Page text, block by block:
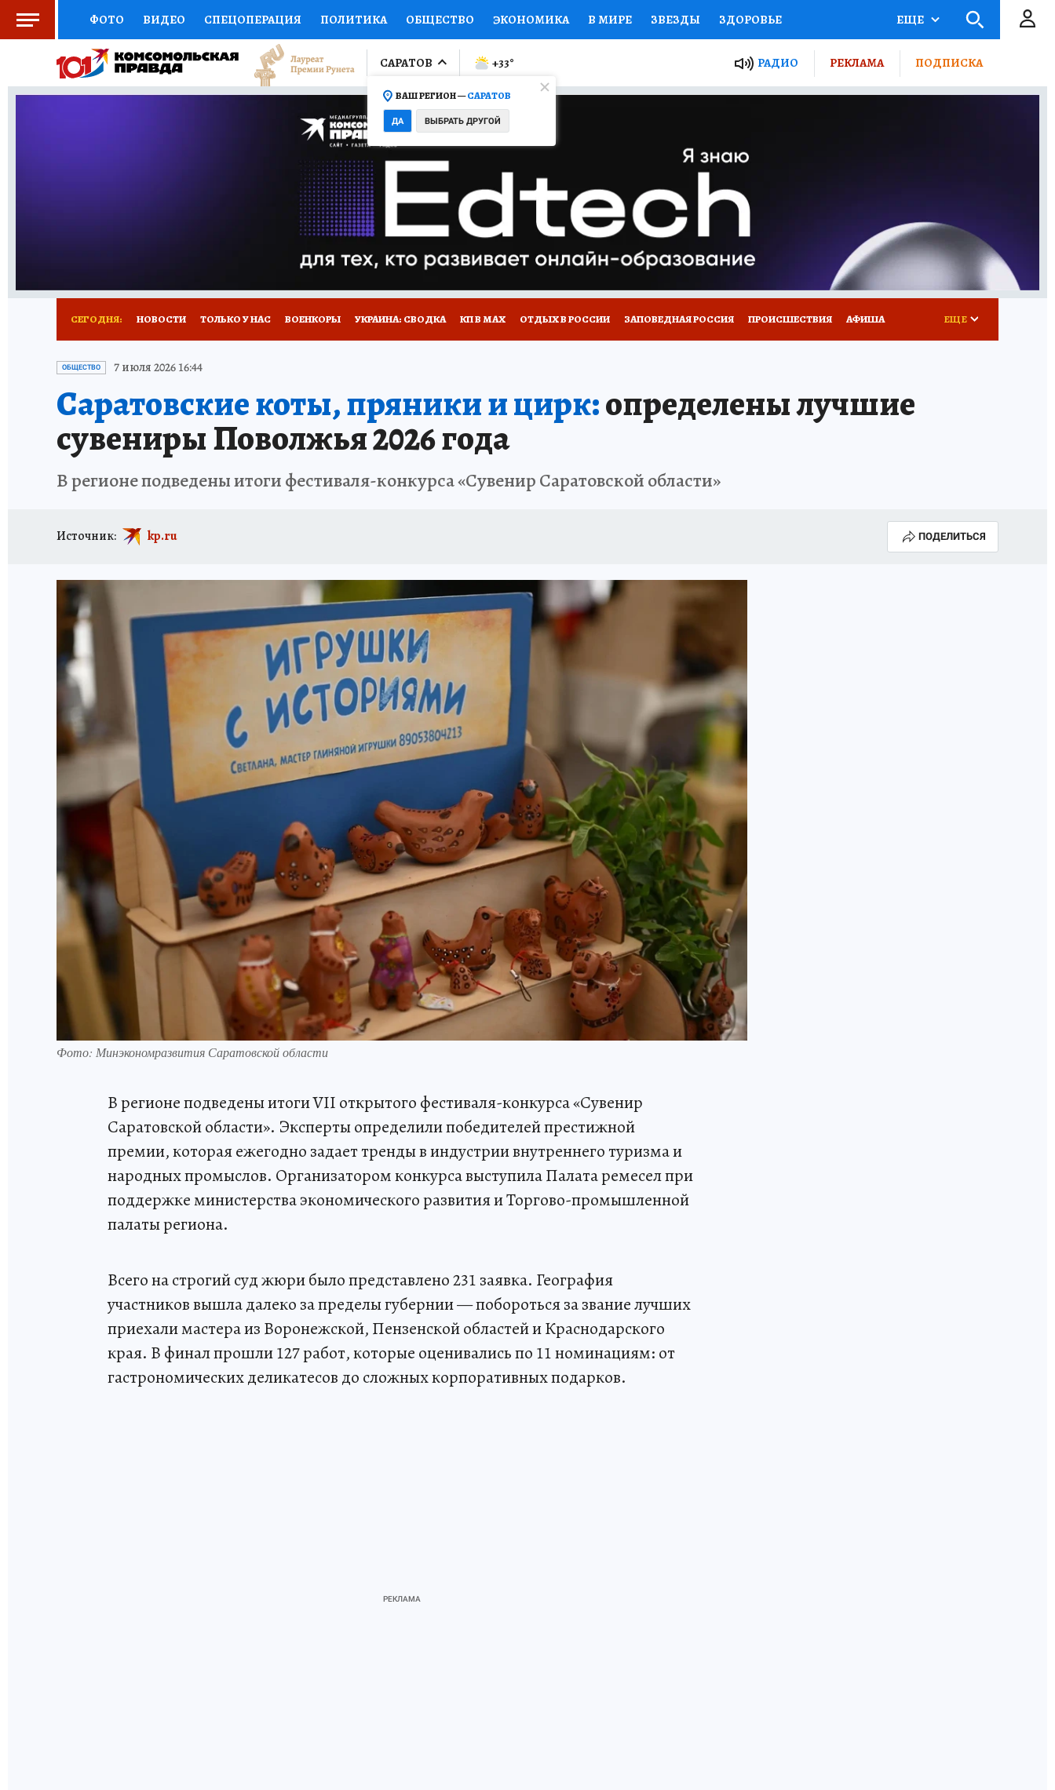
ФОТО ВИДЕО СПЕЦОПЕРАЦИЯ ПОЛИТИКА ОБЩЕСТВО ЭКОНОМИКА В МИРЕ ЗВЕЗДЫ ЗДОРОВЬЕ
СОЦПОДДЕРЖКА НАУКА СПОРТ КОЛУМНИСТЫ ПРОИСШЕСТВИЯ НАЦИОНАЛЬНЫЕ ПРОЕКТЫ РОССИИ
ВЫБОР ЭКСПЕРТОВ ДОКТОР ФИНАНСЫ ОТКРЫВАЕМ МИР Я ЗНАЮ СЕМЬЯ ЖЕНСКИЕ СЕКРЕТЫ ПУТЕВОДИТЕЛЬ
ПРОГНОЗЫ НА СПОРТ ПРОМОКОДЫ СЕРИАЛЫ
ТЕЛЕВИЗОР КОЛЛЕКЦИИ КОНКУРСЫ ГИД ПОТРЕБИТЕЛЯ
НОВОЕ НА САЙТЕ
ЕЩЕ
САРАТОВ
ВАШ РЕГИОН —САРАТОВ
ДА ВЫБРАТЬ ДРУГОЙ
+33° РАДИО РЕКЛАМА ПОДПИСКА
СЕГОДНЯ: НОВОСТИ ТОЛЬКО У НАС ВОЕНКОРЫ УКРАИНА: СВОДКА КП В МАХ ОТДЫХ В РОССИИ ЗАПОВЕДНАЯ РОССИЯ ПРОИСШЕСТВИЯ АФИША
ИСПЫТАНО НА СЕБЕ
ЕЩЕ
ОБЩЕСТВО 7 июля 2026 16:44
Саратовские коты, пряники и цирк:определены лучшие
сувениры Поволжья 2026 года
В регионе подведены итоги фестиваля-конкурса «Сувенир Саратовской области»
Источник: kp.ru ПОДЕЛИТЬСЯ
Фото: Минэкономразвития Саратовской области
В регионе подведены итоги VII открытого фестиваля-конкурса «Сувенир
Саратовской области». Эксперты определили победителей престижной
премии, которая ежегодно задает тренды в индустрии внутреннего туризма и
народных промыслов. Организатором конкурса выступила Палата ремесел при
поддержке министерства экономического развития и Торгово-промышленной
палаты региона.
Всего на строгий суд жюри было представлено 231 заявка. География
участников вышла далеко за пределы губернии — побороться за звание лучших
приехали мастера из Воронежской, Пензенской областей и Краснодарского
края. В финал прошли 127 работ, которые оценивались по 11 номинациям: от
гастрономических деликатесов до сложных корпоративных подарков.